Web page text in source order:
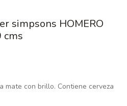
simpsons HOMERO
cms
mate con brillo. Contiene cerveza